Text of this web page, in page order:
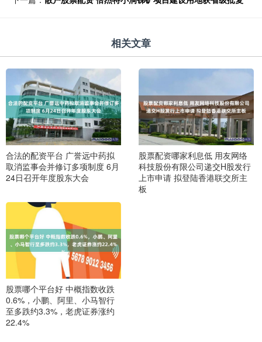
相关文章
合法的配资平台 广誉远中药拟
取消监事会并修订多项制度 6月
24日召开年度股东大会
股票配资哪家利息低 用友网络
科技股份有限公司递交H股发行
上市申请 拟登陆香港联交所主
板
股票哪个平台好 中概指数收跌
0.6%，小鹏、阿里、小马智行
至多跌约3.3%，老虎证券涨约
22.4%